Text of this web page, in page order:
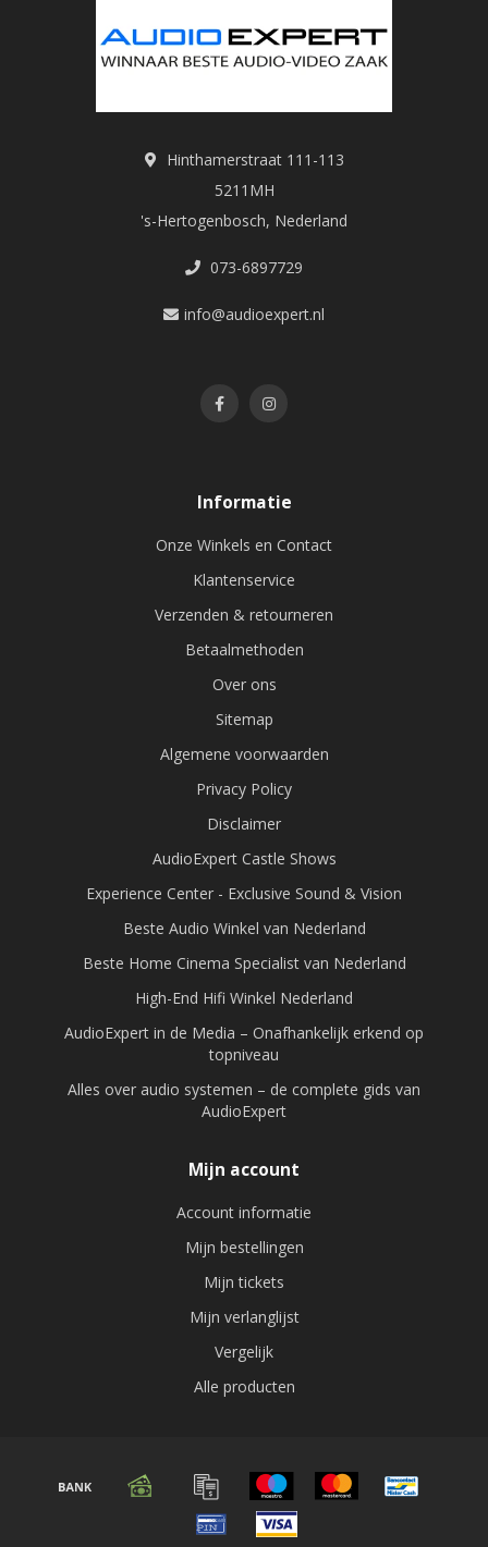
Hinthamerstraat 111-113
5211MH
's-Hertogenbosch, Nederland
073-6897729
info@audioexpert.nl
Informatie
Onze Winkels en Contact
Klantenservice
Verzenden & retourneren
Betaalmethoden
Over ons
Sitemap
Algemene voorwaarden
Privacy Policy
Disclaimer
AudioExpert Castle Shows
Experience Center - Exclusive Sound & Vision
Beste Audio Winkel van Nederland
Beste Home Cinema Specialist van Nederland
High-End Hifi Winkel Nederland
AudioExpert in de Media – Onafhankelijk erkend op
topniveau
Alles over audio systemen – de complete gids van
AudioExpert
Mijn account
Account informatie
Mijn bestellingen
Mijn tickets
Mijn verlanglijst
Vergelijk
Alle producten